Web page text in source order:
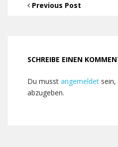
Previous Post
SCHREIBE EINEN
Du musst angemeldet
abzugeben.